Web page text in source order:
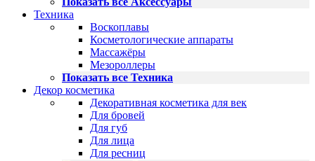
Техника
Воскоплавы
Косметологические аппараты
Массажёры
Мезороллеры
Показать все Техника
Декор косметика
Декоративная косметика для век
Для бровей
Для губ
Для лица
Для ресниц